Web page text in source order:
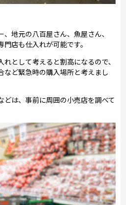
地元の八百屋さん、魚屋さん、
店も仕入れが可能です。
として考えると割高になるので、
など緊急時の購入場所と考えまし
どは、事前に周囲の小売店を調べて